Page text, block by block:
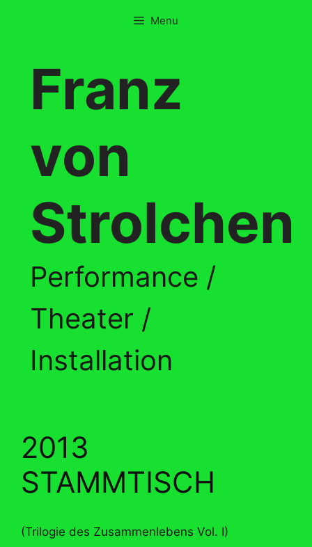
Menu
Franz
von
Strolchen
Performance /
Theater /
Installation
2013
STAMMTISCH
(Trilogie des Zusammenlebens Vol. I)